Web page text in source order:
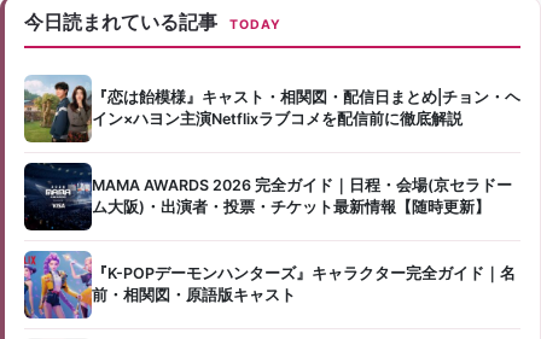
今日読まれている記事 TODAY
『恋は飴模様』キャスト・相関図・配信日まとめ|チョン・ヘ
イン×ハヨン主演Netflixラブコメを配信前に徹底解説
MAMA AWARDS 2026 完全ガイド｜日程・会場(京セラドー
ム大阪)・出演者・投票・チケット最新情報【随時更新】
『K-POPデーモンハンターズ』キャラクター完全ガイド｜名
前・相関図・原語版キャスト